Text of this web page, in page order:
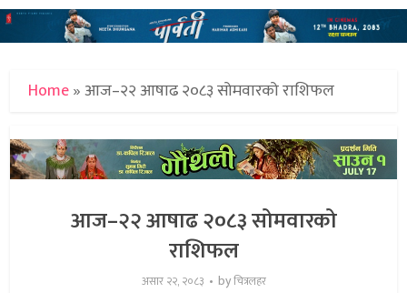
Home»आज–२२ आषाढ २०८३ सोमवारको राशिफल
आज–२२ आषाढ २०८३ सोमवारको
राशिफल
असार २२, २०८३ byचित्रलहर